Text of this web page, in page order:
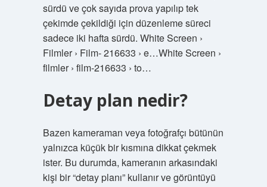
sürdü ve çok sayıda prova yapılıp tek
çekimde çekildiği için düzenleme süreci
sadece iki hafta sürdü. White Screen ›
Filmler › Film- 216633 › e…White Screen ›
filmler › film-216633 › to…
Detay plan nedir?
Bazen kameraman veya fotoğrafçı bütünün
yalnızca küçük bir kısmına dikkat çekmek
ister. Bu durumda, kameranın arkasındaki
kişi bir “detay planı” kullanır ve görüntüyü